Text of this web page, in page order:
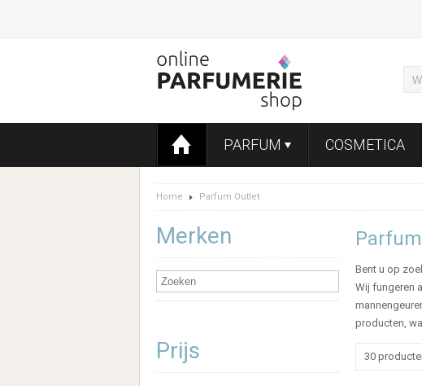
PARFUM COSMETICA
Home Parfum Outlet
Merken
Prijs
Bent u op
Wij fungeren
producten,
30